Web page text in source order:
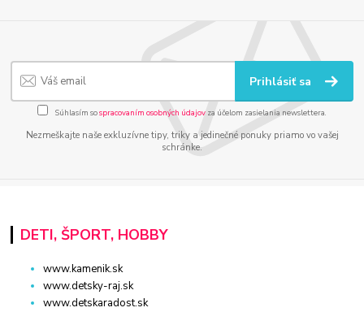
Prihlásiť sa
Súhlasím sospracovaním osobných údajov za účelom zasielania newslettera.
Nezmeškajte naše exkluzívne tipy, triky a jedinečné ponuky priamo vo vašej
schránke.
DETI, ŠPORT, HOBBY
www.kamenik.sk
www.detsky-raj.sk
www.detskaradost.sk